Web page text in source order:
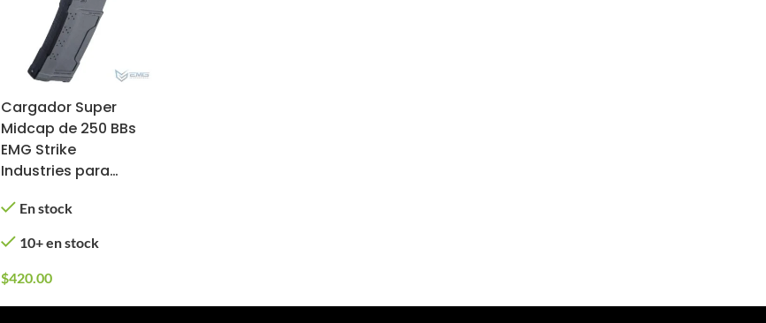
Cargador Super
Midcap de 250 BBs
EMG Strike
Industries para
Airsoft (Color:
Negro)
En stock
10+ en stock
$420.00